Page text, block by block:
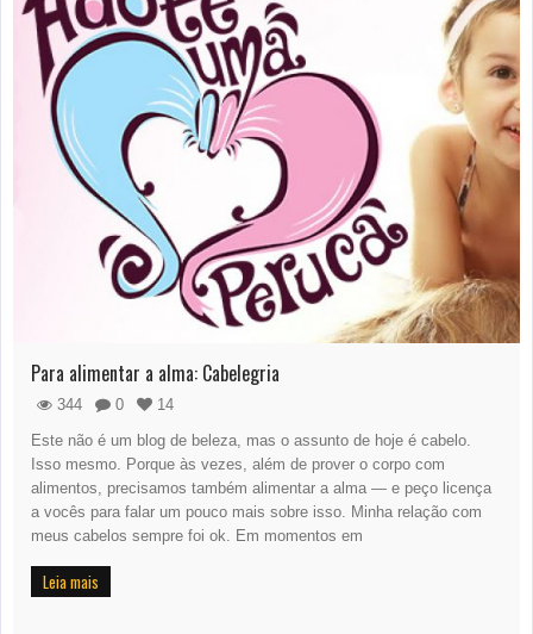
Para alimentar a alma: Cabelegria
344 0
14
Este não é um blog de beleza, mas o assunto de hoje é cabelo.
Isso mesmo. Porque às vezes, além de prover o corpo com
alimentos, precisamos também alimentar a alma — e peço licença
a vocês para falar um pouco mais sobre isso. Minha relação com
meus cabelos sempre foi ok. Em momentos em
Leia mais